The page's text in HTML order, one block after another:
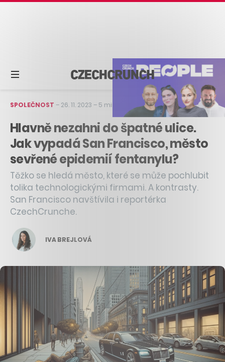
SPOLEČNOST – 26. 11. 2023 – 5 min čtení
Hlavně nezahni do špatné ulice.
Jak vypadá San Francisco, město
sevřené epidemií fentanylu?
Těžko se hledá město, které se může pochlubit
tolika technologickými firmami. A kontrasty.
San Francisco navštívila i reportérka
CzechCrunche.
IVA BREJLOVÁ